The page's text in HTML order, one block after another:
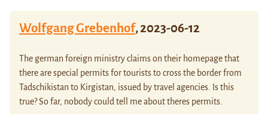
Wolfgang Grebenhof,2023-06-12
The german foreign ministry claims on their homepage that
there are special permits for tourists to cross the border from
Tadschikistan to Kirgistan, issued by travel agencies. Is this
true? So far, nobody could tell me about theres permits.